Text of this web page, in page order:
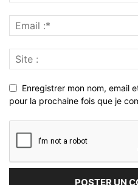
Enregistrer mon nom, email
pour la prochaine fois que je